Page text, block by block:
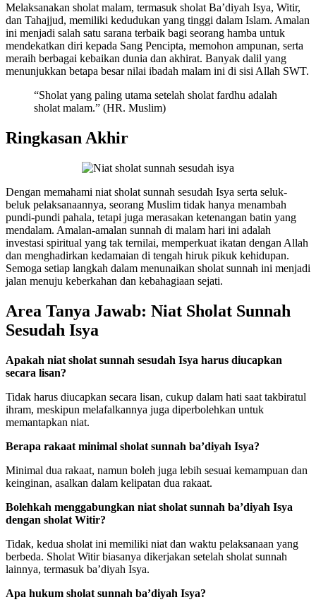
Melaksanakan sholat malam, termasuk sholat Ba’diyah Isya, Witir,
dan Tahajjud, memiliki kedudukan yang tinggi dalam Islam. Amalan
ini menjadi salah satu sarana terbaik bagi seorang hamba untuk
mendekatkan diri kepada Sang Pencipta, memohon ampunan, serta
meraih berbagai kebaikan dunia dan akhirat. Banyak dalil yang
menunjukkan betapa besar nilai ibadah malam ini di sisi Allah SWT.
“Sholat yang paling utama setelah sholat fardhu adalah
sholat malam.” (HR. Muslim)
Ringkasan Akhir
Dengan memahami niat sholat sunnah sesudah Isya serta seluk-
beluk pelaksanaannya, seorang Muslim tidak hanya menambah
pundi-pundi pahala, tetapi juga merasakan ketenangan batin yang
mendalam. Amalan-amalan sunnah di malam hari ini adalah
investasi spiritual yang tak ternilai, memperkuat ikatan dengan Allah
dan menghadirkan kedamaian di tengah hiruk pikuk kehidupan.
Semoga setiap langkah dalam menunaikan sholat sunnah ini menjadi
jalan menuju keberkahan dan kebahagiaan sejati.
Area Tanya Jawab: Niat Sholat Sunnah
Sesudah Isya
Apakah niat sholat sunnah sesudah Isya harus diucapkan
secara lisan?
Tidak harus diucapkan secara lisan, cukup dalam hati saat takbiratul
ihram, meskipun melafalkannya juga diperbolehkan untuk
memantapkan niat.
Berapa rakaat minimal sholat sunnah ba’diyah Isya?
Minimal dua rakaat, namun boleh juga lebih sesuai kemampuan dan
keinginan, asalkan dalam kelipatan dua rakaat.
Bolehkah menggabungkan niat sholat sunnah ba’diyah Isya
dengan sholat Witir?
Tidak, kedua sholat ini memiliki niat dan waktu pelaksanaan yang
berbeda. Sholat Witir biasanya dikerjakan setelah sholat sunnah
lainnya, termasuk ba’diyah Isya.
Apa hukum sholat sunnah ba’diyah Isya?